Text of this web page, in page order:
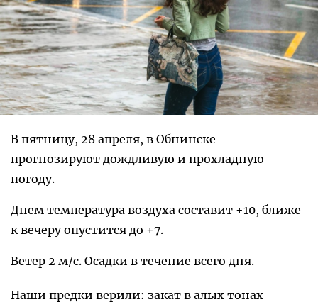
В пятницу, 28 апреля, в Обнинске
прогнозируют дождливую и прохладную
погоду.
Днем температура воздуха составит +10, ближе
к вечеру опустится до +7.
Ветер 2 м/с. Осадки в течение всего дня.
Наши предки верили: закат в алых тонах